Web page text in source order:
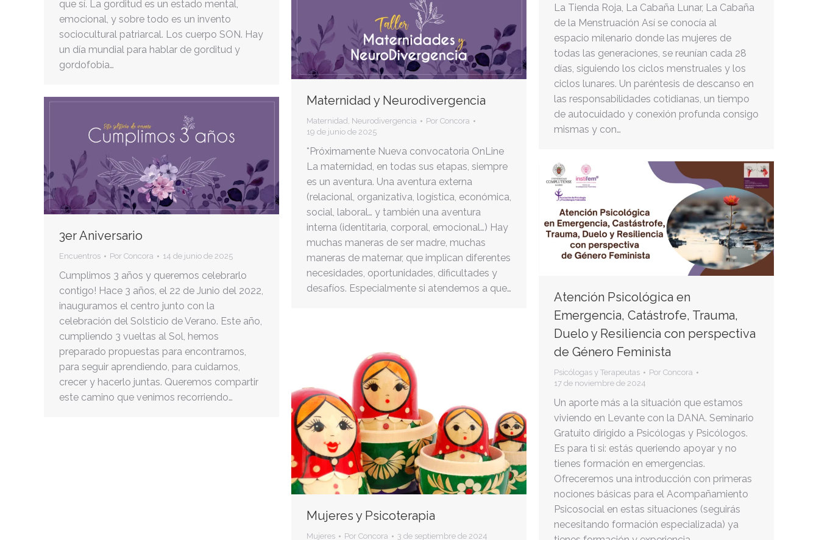
que sí. La gorditud es un estado mental,
emocional, y sobre todo es un invento
sociocultural patriarcal. Los cuerpo SON. Hay
un día mundial para hablar de gorditud y
gordofobia…
La Tienda Roja, La Cabaña Lunar, La Cabaña
de la Menstruación Así se conocía al
espacio milenario donde las mujeres de
todas las generaciones, se reunían cada 28
días, siguiendo los ciclos menstruales y los
ciclos lunares. Un paréntesis de descanso en
las responsabilidades cotidianas, un tiempo
de autocuidado y conexión profunda consigo
mismas y con…
Maternidad y Neurodivergencia
Maternidad , Neurodivergencia Por Concora
19 de junio de 2025
*Próximamente Nueva convocatoria OnLine
La maternidad, en todas sus etapas, siempre
es un aventura. Una aventura externa
(relacional, organizativa, logística, económica,
social, laboral… y también una aventura
interna (identitaria, corporal, emocional…) Hay
muchas maneras de ser madre, muchas
maneras de maternar, que implican diferentes
necesidades, oportunidades, dificultades y
desafíos. Especialmente si atendemos a que…
3er Aniversario
Encuentros Por Concora 14 de junio de 2025
Cumplimos 3 años y queremos celebrarlo
contigo! Hace 3 años, el 22 de Junio del 2022,
inauguramos el centro junto con la
celebración del Solsticio de Verano. Este año,
cumpliendo 3 vueltas al Sol, hemos
preparado propuestas para encontrarnos,
para seguir aprendiendo, para cuidarnos,
crecer y hacerlo juntas. Queremos compartir
este camino que venimos recorriendo…
Atención Psicológica en
Emergencia, Catástrofe, Trauma,
Duelo y Resiliencia con perspectiva
de Género Feminista
Psicólogas y Terapeutas Por Concora
17 de noviembre de 2024
Un aporte más a la situación que estamos
viviendo en Levante con la DANA. Seminario
Gratuito dirigido a Psicólogas y Psicólogos.
Es para ti si: estás queriendo apoyar y no
tienes formación en emergencias.
Ofreceremos una introducción con primeras
nociones básicas para el Acompañamiento
Psicosocial en estas situaciones (seguirás
necesitando formación especializada) ya
Mujeres y Psicoterapia
Mujeres Por Concora 3 de septiembre de 2024